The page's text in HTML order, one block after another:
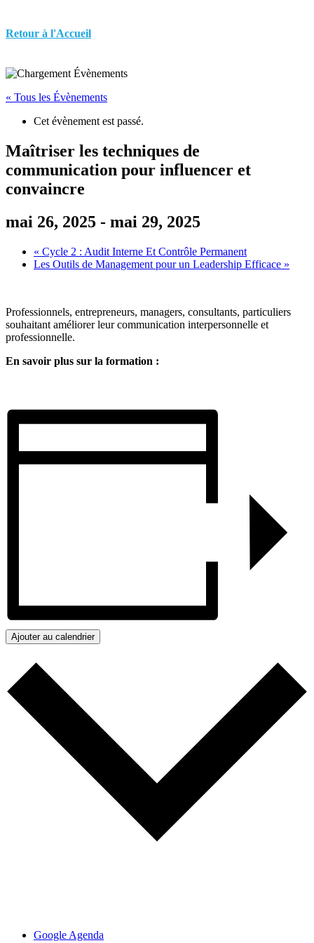
au
contenu
Retour à l'Accueil
« Tous les Évènements
Cet évènement est passé.
Maîtriser les techniques de
communication pour influencer et
convaincre
mai 26, 2025 - mai 29, 2025
« Cycle 2 : Audit Interne Et Contrôle Permanent
Les Outils de Management pour un Leadership Efficace »
Professionnels, entrepreneurs, managers, consultants, particuliers
souhaitant améliorer leur communication interpersonnelle et
professionnelle.
En savoir plus sur la formation :​
Ajouter au calendrier
Google Agenda